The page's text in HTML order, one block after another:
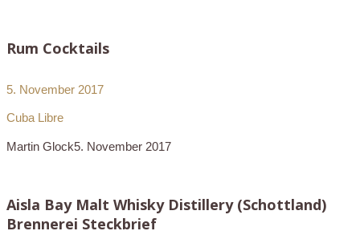
Rum Cocktails
5. November 2017
Cuba Libre
Martin Glock5. November 2017
Aisla Bay Malt Whisky Distillery (Schottland)
Brennerei Steckbrief